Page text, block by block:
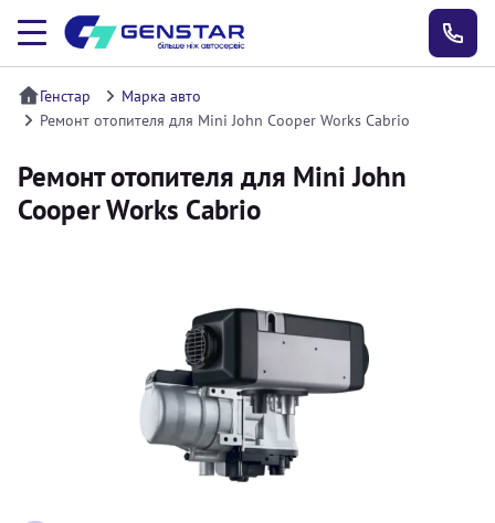
Генстар
Марка авто
Ремонт отопителя для Mini John Cooper Works Cabrio
Ремонт отопителя для Mini John
Cooper Works Cabrio